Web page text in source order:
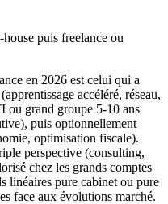
puis freelance ou
en 2026 est celui qui a
accéléré, réseau,
ou grand groupe 5-10 ans
puis optionnellement
optimisation fiscale).
perspective (consulting,
chez les grands comptes
linéaires pure cabinet ou pure
face aux évolutions marché.